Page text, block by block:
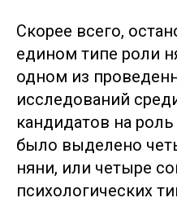
Скорее всего,
едином типе роли
одном из
исследований
кандидатов на
было выделено
няни, или четыре
психологических